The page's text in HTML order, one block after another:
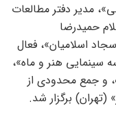
مدیر دفتر مطالعات
حمیدرضا
اسلامیان»، فعال
سینمایی هنر و ماه»،
و جمع محدودی از
(تهران) برگزار شد.